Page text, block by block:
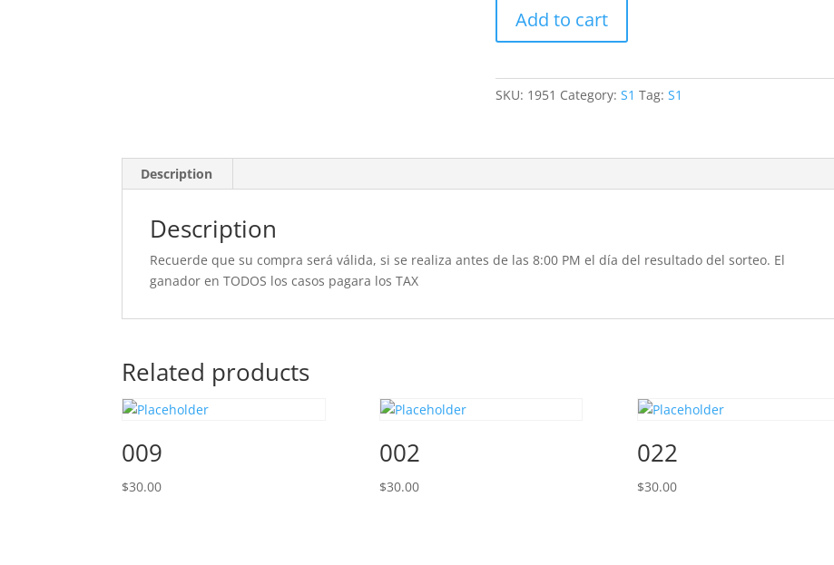
quantity
Add to cart
SKU: 1951 Category:S1 Tag:S1
Description
Description
Recuerde que su compra será válida, si se realiza antes de las 8:00 PM el día del resultado del sorteo. El
ganador en TODOS los casos pagara los TAX
Related products
009
$30.00
002
$30.00
022
$30.00